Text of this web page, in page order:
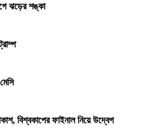
ঝড়ের শঙ্কা
বিশ্বকাপের ফাইনাল নিয়ে উদ্বেগ